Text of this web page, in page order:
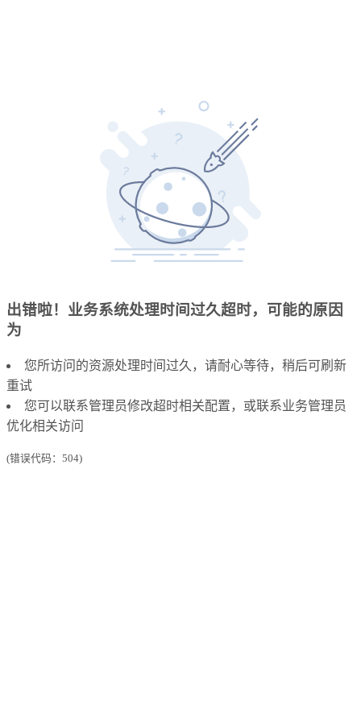
出错啦！业务系统处理时间过久超时，可能的原因
为
您所访问的资源处理时间过久，请耐心等待，稍后可刷新
重试
您可以联系管理员修改超时相关配置，或联系业务管理员
优化相关访问
(错误代码：504)